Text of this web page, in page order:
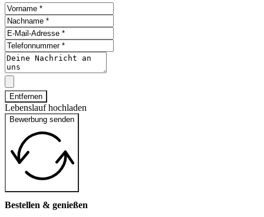
Entfernen
Lebenslauf hochladen
Bewerbung senden
Bestellen & genießen